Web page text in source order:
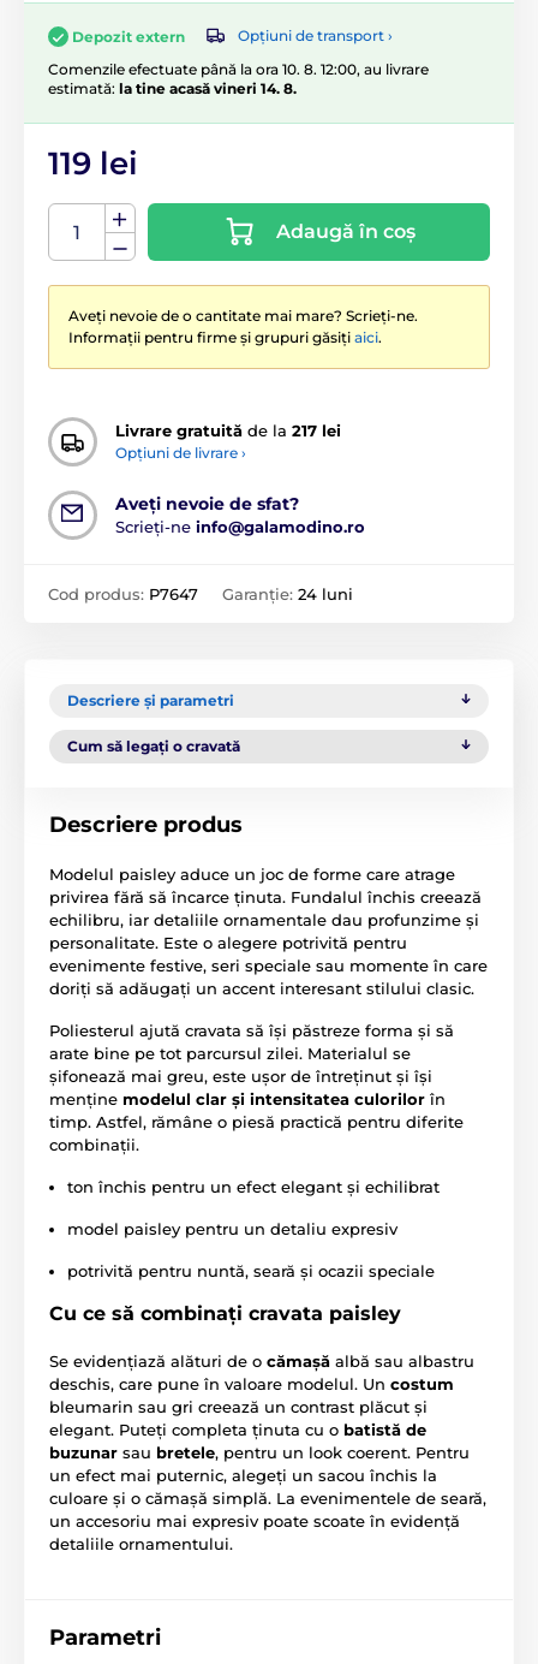
Depozit extern
Opțiuni de transport ›
Comenzile efectuate până la ora 10. 8. 12:00, au livrare
estimată: la tine acasă vineri 14. 8.
119 lei
Adaugă în coș
Aveți nevoie de o cantitate mai mare? Scrieți-ne.
Informații pentru firme și grupuri găsiți aici.
Livrare gratuită de la 217 lei
Opțiuni de livrare ›
Aveți nevoie de sfat?
Scrieți-ne info@galamodino.ro
Cod produs: P7647 Garanție: 24 luni
Descriere și parametri
Cum să legați o cravată
Descriere produs
Modelul paisley aduce un joc de forme care atrage
privirea fără să încarce ținuta. Fundalul închis creează
echilibru, iar detaliile ornamentale dau profunzime și
personalitate. Este o alegere potrivită pentru
evenimente festive, seri speciale sau momente în care
doriți să adăugați un accent interesant stilului clasic.
Poliesterul ajută cravata să își păstreze forma și să
arate bine pe tot parcursul zilei. Materialul se
șifonează mai greu, este ușor de întreținut și își
menține modelul clar și intensitatea culorilor în
timp. Astfel, rămâne o piesă practică pentru diferite
combinații.
ton închis pentru un efect elegant și echilibrat
model paisley pentru un detaliu expresiv
potrivită pentru nuntă, seară și ocazii speciale
Cu ce să combinați cravata paisley
Se evidențiază alături de o cămașă albă sau albastru
deschis, care pune în valoare modelul. Un costum
bleumarin sau gri creează un contrast plăcut și
elegant. Puteți completa ținuta cu o batistă de
buzunar sau bretele, pentru un look coerent. Pentru
un efect mai puternic, alegeți un sacou închis la
culoare și o cămașă simplă. La evenimentele de seară,
un accesoriu mai expresiv poate scoate în evidență
detaliile ornamentului.
Parametri